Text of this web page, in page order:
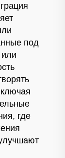
под
или
где